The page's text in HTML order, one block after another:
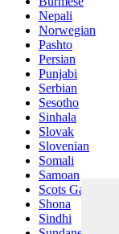
Nepali
Norwegian
Pashto
Persian
Punjabi
Serbian
Sesotho
Sinhala
Slovak
Slovenian
Somali
Samoan
Scots Gaelic
Shona
Sindhi